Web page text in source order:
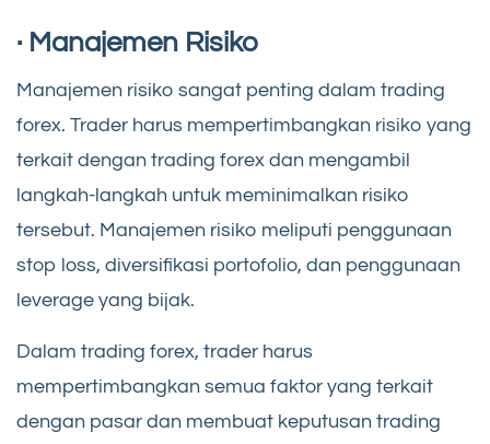
· Manajemen Risiko
Manajemen risiko sangat penting dalam trading
forex. Trader harus mempertimbangkan risiko yang
terkait dengan trading forex dan mengambil
langkah-langkah untuk meminimalkan risiko
tersebut. Manajemen risiko meliputi penggunaan
stop loss, diversifikasi portofolio, dan penggunaan
leverage yang bijak.
Dalam trading forex, trader harus
mempertimbangkan semua faktor yang terkait
dengan pasar dan membuat keputusan trading